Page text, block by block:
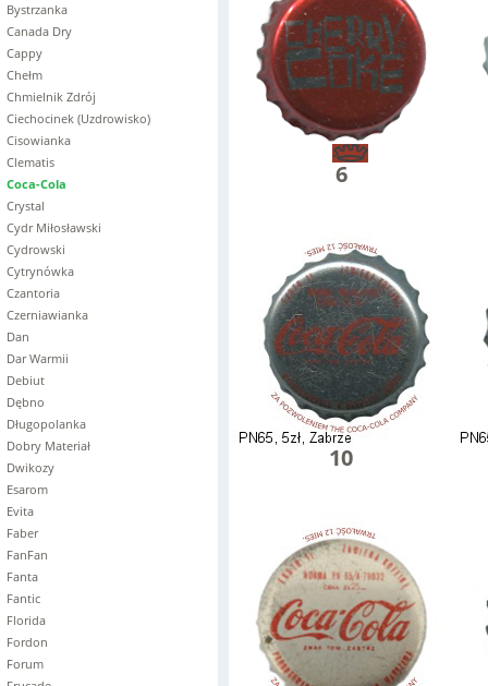
Bystrzanka
Canada Dry
Cappy
Chełm
Chmielnik Zdrój
Ciechocinek (Uzdrowisko)
Cisowianka
Clematis
Coca-Cola
Crystal
Cydr Miłosławski
Cydrowski
Cytrynówka
Czantoria
Czerniawianka
Dan
Dar Warmii
Debiut
Dębno
Długopolanka
Dobry Materiał
Dwikozy
Esarom
Evita
Faber
FanFan
Fanta
Fantic
Florida
Fordon
Forum
6
10